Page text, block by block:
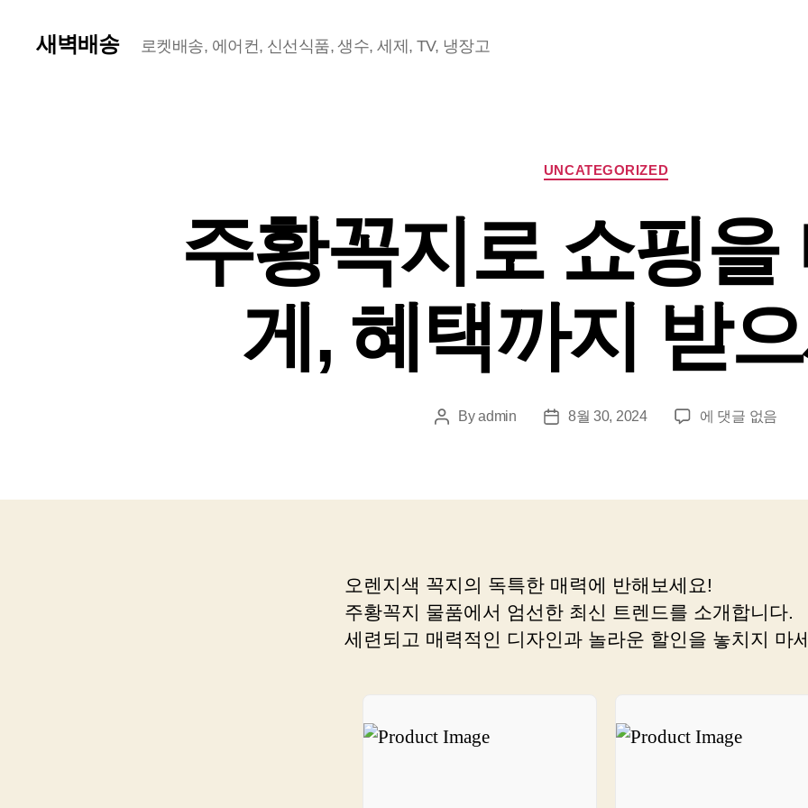
새벽배송 로켓배송, 에어컨, 신선식품, 생수, 세제, TV, 냉장고
Categories
UNCATEGORIZED
주황꼭지로 쇼핑을
게, 혜택까지 받
PostByadmin
Post8월 30, 2024
주
로
더
즐
겁
게,
택
지
에 댓글 없음
오렌지색 꼭지의 독특한 매력에 반해보세요!
주황꼭지 물품에서 엄선한 최신 트렌드를 소개합니다.
세련되고 매력적인 디자인과 놀라운 할인을 놓치지 마